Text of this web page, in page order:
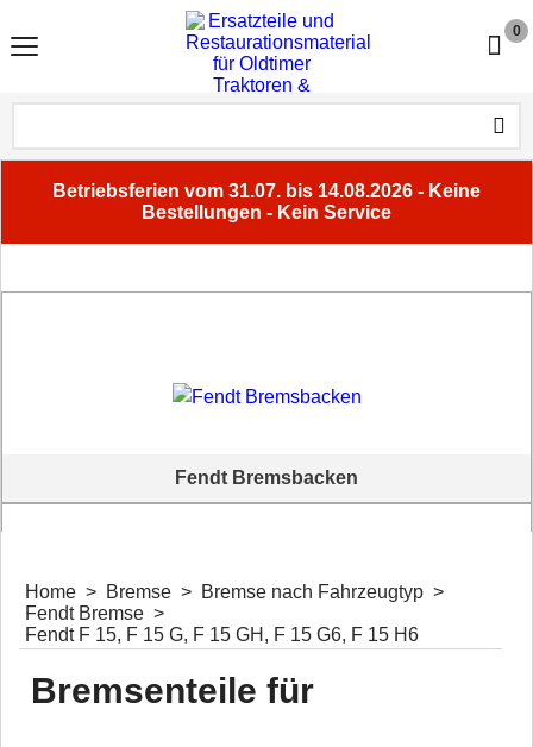
0
Betriebsferien vom 31.07. bis 14.08.2026 - Keine
Bestellungen - Kein Service
Fendt Bremsbacken
Bremsenfedern
Home > Bremse > Bremse nach Fahrzeugtyp >
Fendt Bremse >
Fendt F 15, F 15 G, F 15 GH, F 15 G6, F 15 H6
Bremsenteile für